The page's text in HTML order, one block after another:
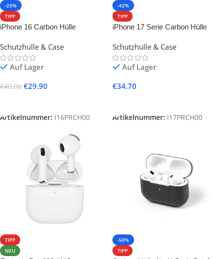
-25%
TIPP
iPhone 16 Carbon Hülle
Schutzhülle & Case
Auf Lager
€40.00 €29.90
Artikelnummer: I16PRCH00
-42%
TIPP
iPhone 17 Serie Carbon Hülle
Schutzhülle & Case
Auf Lager
€34.70
Artikelnummer: I17PRCH00
TIPP
NEU
-50%
TIPP